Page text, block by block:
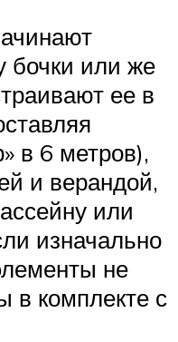
бочки или же
ее в
в 6 метров),
и верандой,
или
изначально
не
в комплекте с